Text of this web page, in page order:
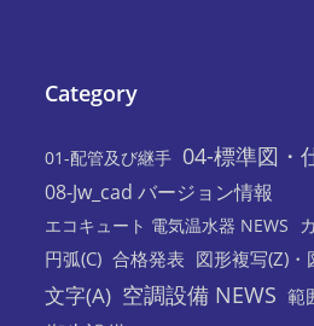
Category
01-配管及び継手 04-標準図・
08-Jw_cad バージョン情報
エコキュート 電気温水器 NEWS
円弧(C) 合格発表 図形複写(Z)・
文字(A) 空調設備 NEWS 範